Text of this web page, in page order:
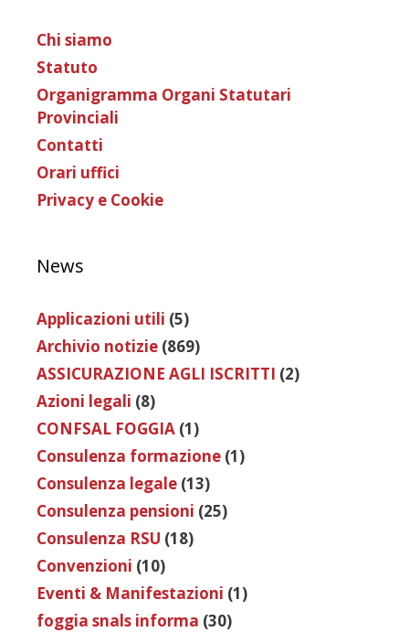
Chi siamo
Statuto
Organigramma Organi Statutari
Provinciali
Contatti
Orari uffici
Privacy e Cookie
News
Applicazioni utili (5)
Archivio notizie (869)
ASSICURAZIONE AGLI ISCRITTI (2)
Azioni legali (8)
CONFSAL FOGGIA (1)
Consulenza formazione (1)
Consulenza legale (13)
Consulenza pensioni (25)
Consulenza RSU (18)
Convenzioni (10)
Eventi & Manifestazioni (1)
foggia snals informa (30)